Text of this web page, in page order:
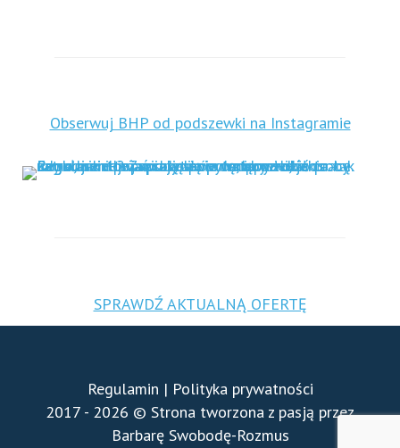
Obserwuj BHP od podszewki na Instagramie
SPRAWDŹ AKTUALNĄ OFERTĘ
Regulamin | Polityka prywatności
2017 - 2026 © Strona tworzona z pasją przez
Barbarę Swobodę-Rozmus